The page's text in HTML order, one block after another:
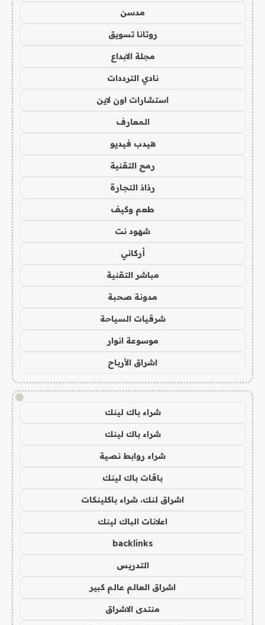
مدسن
روتانا تسويق
مجلة الابداع
نادي الترددات
استشارات اون لاين
المعارف
هيدب فيديو
رمح التقنية
رذاذ التجارة
طعم وكيف
شهود نت
أركاني
مباشر التقنية
مدونة صحبة
شرقيات السياحة
موسوعة انوار
اشراق الأرباح
!
شراء باك لينك
شراء باك لينك
شراء روابط نصية
باقات باك لينك
اشراق لنك، شراء باكلينكات
اعلانات الباك لينك
backlinks
التدريس
اشراق العالم عالم كبير
منتدى الاشراق